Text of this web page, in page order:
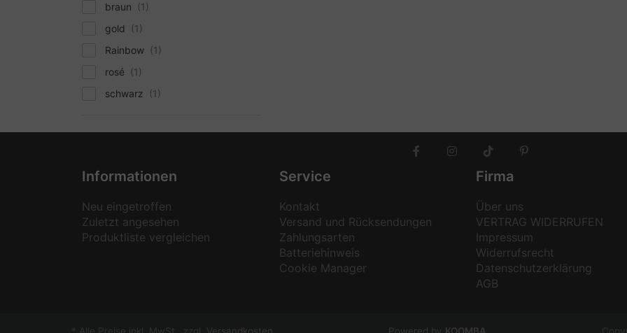
braun
gold
Rainbow
rosé
schwarz
Informationen
Neu eingetroffen
Zuletzt angesehen
Produktliste vergleichen
Service
Kontakt
Versand und Rücksendungen
Zahlungsarten
Batteriehinweis
Cookie Manager
Firma
Über uns
VERTRAG WIDERRUFEN
Impressum
Widerrufsrecht
Datenschutzerklärung
AGB